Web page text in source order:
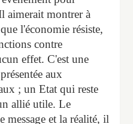
aimerait montrer à
l'économie résiste,
contre
effet. C'est une
aux
; un Etat qui reste
allié utile. Le
message et la réalité, il